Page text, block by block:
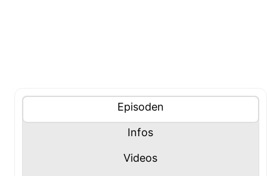
Inhalte (Tabliste)
Tablisten-Hilfe: Benutze die Tablisten-Controls
Tablisten-Controls Panel mit
Episodenanzeigen
Panel mit
Infosanzeigen
Panel mit
Videosanzeigen